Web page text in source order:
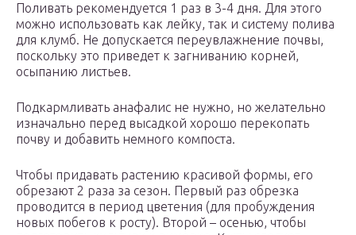
Поливать рекомендуется 1 раз в 3-4 дня. Для этого
можно использовать как лейку, так и систему полива
для клумб. Не допускается переувлажнение почвы,
поскольку это приведет к загниванию корней,
осыпанию листьев.
Подкармливать анафалис не нужно, но желательно
изначально перед высадкой хорошо перекопать
почву и добавить немного компоста.
Чтобы придавать растению красивой формы, его
обрезают 2 раза за сезон. Первый раз обрезка
проводится в период цветения (для пробуждения
новых побегов к росту). Второй – осенью, чтобы